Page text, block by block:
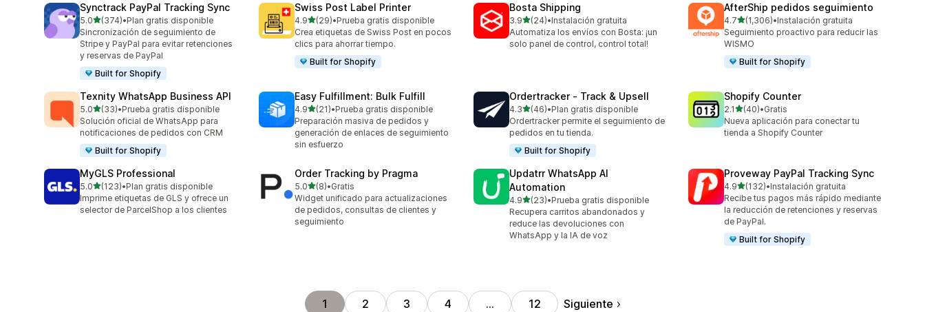
Synctrack PayPal Tracking Sync
5.0de 5 estrellas
(374)
374 reseñas en total
•Plan gratis disponible
Sincronización de seguimiento de
Stripe y PayPal para evitar retenciones
y reservas de PayPal
Built for Shopify
Swiss Post Label Printer
4.9de 5 estrellas
(29)
29 reseñas en total
•Prueba gratis disponible
Crea etiquetas de Swiss Post en pocos
clics para ahorrar tiempo.
Built for Shopify
Bosta Shipping
3.9de 5 estrellas
(24)
24 reseñas en total
•Instalación gratuita
Automatiza los envíos con Bosta: ¡un
solo panel de control, control total!
AfterShip pedidos seguimiento
4.7de 5 estrellas
(1,306)
1306 reseñas en total
•Instalación gratuita
Seguimiento proactivo para reducir las
WISMO
Built for Shopify
Texnity WhatsApp Business API
5.0de 5 estrellas
(33)
33 reseñas en total
•Prueba gratis disponible
Solución oficial de WhatsApp para
notificaciones de pedidos con CRM
Built for Shopify
Easy Fulfillment: Bulk Fulfill
4.9de 5 estrellas
(21)
21 reseñas en total
•Prueba gratis disponible
Preparación masiva de pedidos y
generación de enlaces de seguimiento
sin esfuerzo
Ordertracker ‑ Track & Upsell
4.3de 5 estrellas
(46)
46 reseñas en total
•Plan gratis disponible
Ordertracker permite el seguimiento de
pedidos en tu tienda.
Built for Shopify
Shopify Counter
2.1de 5 estrellas
(40)
40 reseñas en total
•Gratis
Nueva aplicación para conectar tu
tienda a Shopify Counter
MyGLS Professional
5.0de 5 estrellas
(123)
123 reseñas en total
•Plan gratis disponible
Imprime etiquetas de GLS y ofrece un
selector de ParcelShop a los clientes
Order Tracking by Pragma
5.0de 5 estrellas
(8)
8 reseñas en total
•Gratis
Widget unificado para actualizaciones
de pedidos, consultas de clientes y
seguimiento
Updatrr WhatsApp AI
Automation
4.9de 5 estrellas
(23)
23 reseñas en total
•Prueba gratis disponible
Recupera carritos abandonados y
reduce las devoluciones con
WhatsApp y la IA de voz
Proveway PayPal Tracking Sync
4.9de 5 estrellas
(132)
132 reseñas en total
•Instalación gratuita
Recibe tus pagos más rápido mediante
la reducción de retenciones y reservas
de PayPal.
Built for Shopify
1 2 3 4 … 12 Siguiente